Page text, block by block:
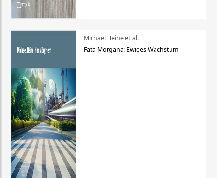
Michael Heine et al.
Fata Morgana: Ewiges Wachstum